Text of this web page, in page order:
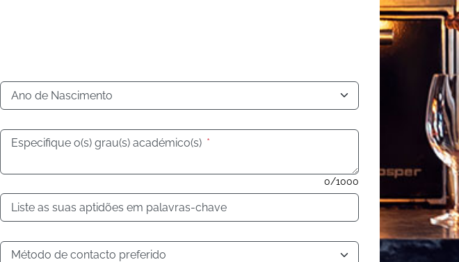
Ano de Nascimento
0/1000
Especifique o(s) grau(s) académico(s) *
Liste as suas aptidões em palavras-chave
Método de contacto preferido